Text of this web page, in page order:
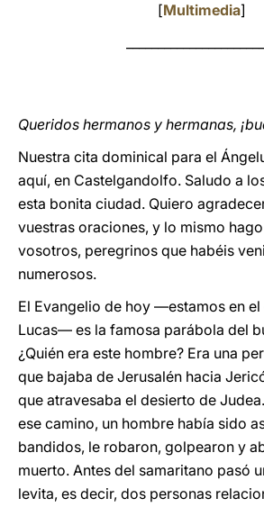
[Multimedia]
Queridos hermanos y hermanas,
Nuestra cita dominical para el
aquí, en Castelgandolfo. Saludo a
esta bonita ciudad. Quiero
vuestras oraciones, y lo mismo
vosotros, peregrinos que habéis
numerosos.
El Evangelio de hoy —estamos en el
Lucas— es la famosa parábola del
¿Quién era este hombre? Era una
que bajaba de Jerusalén hacia
que atravesaba el desierto de
ese camino, un hombre había sido
bandidos, le robaron, golpearon y
muerto. Antes del samaritano pasó
levita, es decir, dos personas